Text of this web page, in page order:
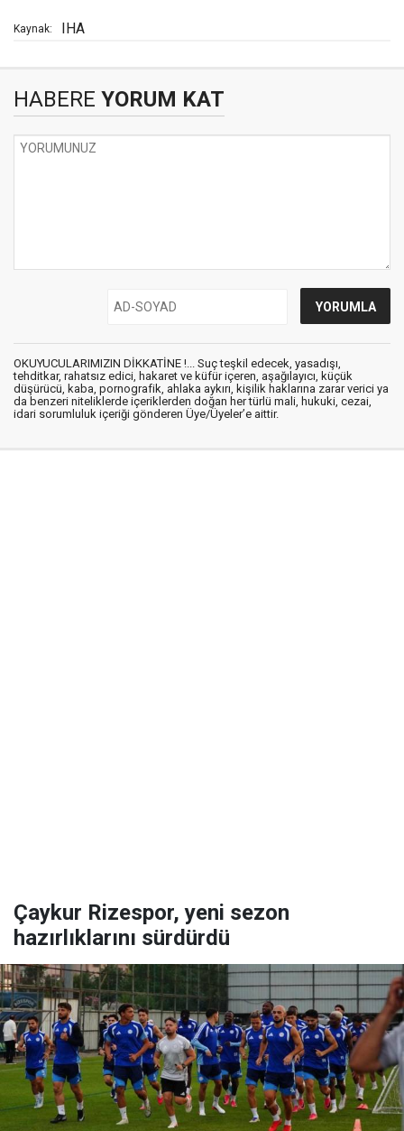
Kaynak: IHA
HABERE YORUM KAT
OKUYUCULARIMIZIN DİKKATİNE !... Suç teşkil edecek, yasadışı,
tehditkar, rahatsız edici, hakaret ve küfür içeren, aşağılayıcı, küçük
düşürücü, kaba, pornografik, ahlaka aykırı, kişilik haklarına zarar verici ya
da benzeri niteliklerde içeriklerden doğan her türlü mali, hukuki, cezai,
idari sorumluluk içeriği gönderen Üye/Üyeler’e aittir.
Çaykur Rizespor, yeni sezon
hazırlıklarını sürdürdü